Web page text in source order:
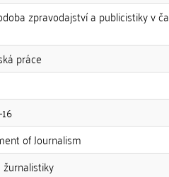
zpravodajství a publicistiky v
práce
of Journalism